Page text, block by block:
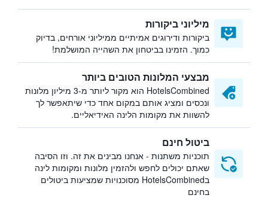
מיליוני ביקורות
ביקורות ודירוגים אמיתיים ממיליוני אורחים, בדיוק
כמוך. הזמינו בביטחון את השהייה המושלמת!
מבצעי המלונות הטובים ביותר
HotelsCombined הוא מקור ליותר מ-3 מיליון מלונות
ונכסים ומציג אותם במקום אחד כדי שיתאפשר לך
להשוות את מקומות הלינה האידיאליים.
ביטול חינם
תוכניות משתנות - אנחנו מבינים את זה. וזו הסיבה
שאתם יכולים לחפש ולהזמין מלונות ומקומות לינה
בHotelsCombined מסוכנויות שמציעות ביטולים
בחינם